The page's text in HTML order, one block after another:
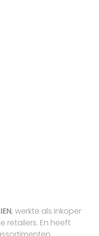
, werkte als inkoper
retailers. En heeft